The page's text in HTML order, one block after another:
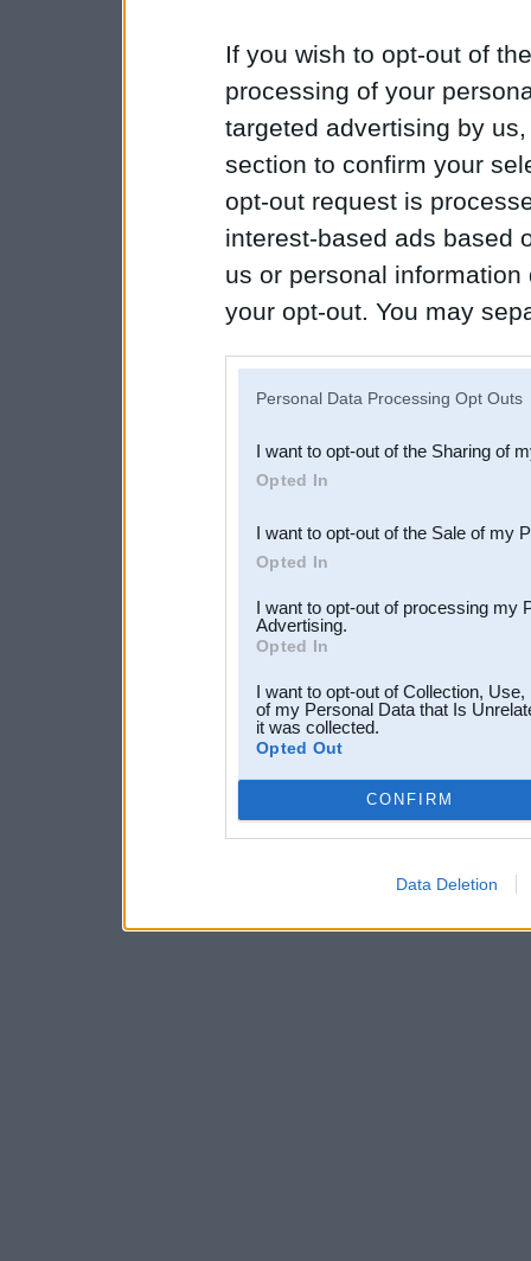
If you wish to opt-out of
processing of your
targeted advertising by
section to confirm your
opt-out request is
interest-based ads based
us or personal
your opt-out. You may
Downstream Participants
third parties.
Personal Data Processing Opt Outs
I want to opt-out of the Sharing of
Opted In
I want to opt-out of the Sale of my
Opted In
I want to opt-out of processing my
Advertising.
Opted In
I want to opt-out of Collection,
of my Personal Data that Is
it was collected.
Opted Out
CONFIRM
Data Deletion